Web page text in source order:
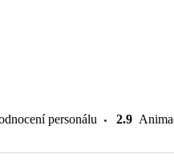
personálu 2.9